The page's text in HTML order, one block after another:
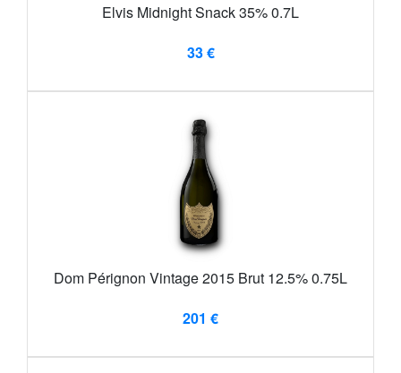
Elvis Midnight Snack 35% 0.7L
33 €
Dom Pérignon Vintage 2015 Brut 12.5% 0.75L
201 €